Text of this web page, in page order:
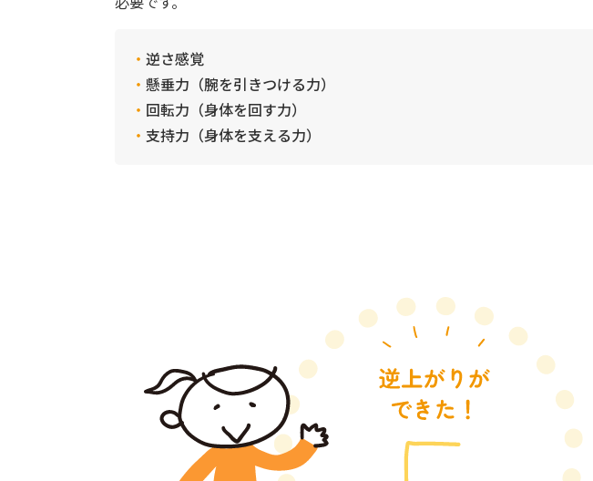
逆さ感覚
懸垂力（腕を引きつける力）
回転力（身体を回す力）
支持力（身体を支える力）